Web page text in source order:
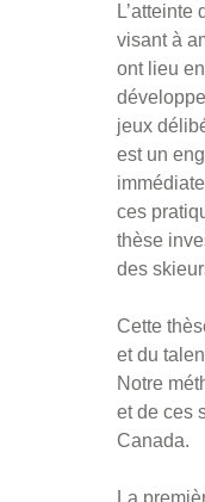
visant à
ont lieu
jeux
est un
ces
thèse
des
Cette
et du
Notre
et de ces
Canada.